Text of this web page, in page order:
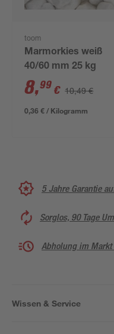
toom
Marmorkies weiß
40/60 mm 25 kg
8,99 € 10,49 €
0,36 € / Kilogramm
5 Jahre Garantie
Sorglos, 90 Tage
Abholung im
Wissen & Service